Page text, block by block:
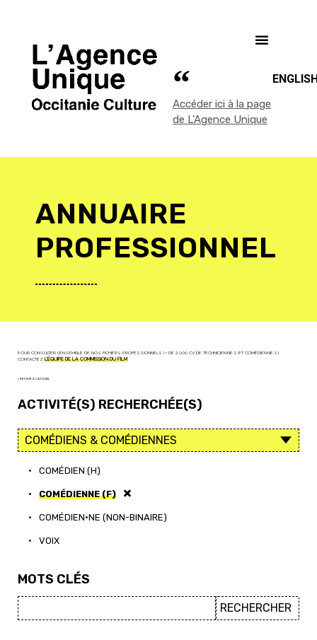
Accéder ici à la page
de L'Agence Unique
ANNUAIRE
PROFESSIONNEL
POUR CONSULTER L'ENSEMBLE DE NOS FICHIERS PROFESSIONNELS (+ DE 2 000 CV DE TECHNICIEN·NE·S ET COMÉDIEN·NE·S),
CONTACTEZ L'ÉQUIPE DE LA COMMISSION DU FILM
< RETOUR À L'ACCUEIL
ACTIVITÉ(S) RECHERCHÉE(S)
• COMÉDIEN (H)
• COMÉDIENNE (F)
• COMÉDIEN·NE (NON-BINAIRE)
• VOIX
MOTS CLÉS